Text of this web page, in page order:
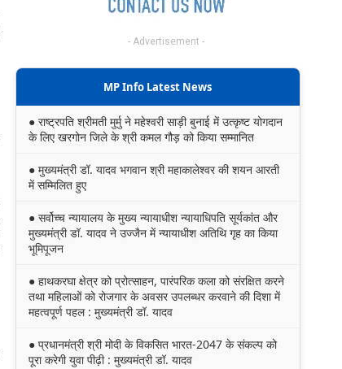
- Advertisement -
MP Info Latest News
● राष्ट्रपति श्रीमती मुर्मु ने महेश्वरी साड़ी बुनाई में उत्कृष्ट योगदान
के लिए खरगोन जिले के श्री कमल गौड़ को किया सम्मानित
● मुख्यमंत्री डॉ. यादव भगवान श्री महाकालेश्‍वर की शयन आरती
में सम्मिलित हुए
● सर्वोच्च न्यायालय के मुख्‍य न्‍यायाधीश न्यायाधिपति सूर्यकांत और
मुख्यमंत्री डॉ. यादव ने उज्जैन में न्यायाधीश अतिथि गृह का किया
भूमिपूजन
● हाथकरघा क्षेत्र को प्रोत्साहन, पारंपरिक कला को संरक्षित करने
तथा महिलाओं को रोजगार के अवसर उपलब्धर करवाने की दिशा में
महत्वपूर्ण पहल : मुख्यमंत्री डॉ. यादव
● प्रधानमंत्री श्री मोदी के विकसित भारत-2047 के संकल्प को
पूरा करेगी युवा पीढ़ी : मुख्यमंत्री डॉ. यादव